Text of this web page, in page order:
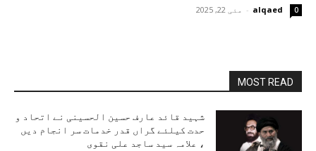
alqaed
- مئی 22, 2025 0
MOST READ
شہید قائد عارف حسین الحسینی نے اتحاد و
حدت کیلئے گراں قدر خدمات سر انجام دیں
، علامہ سید ساجد علی نقوی